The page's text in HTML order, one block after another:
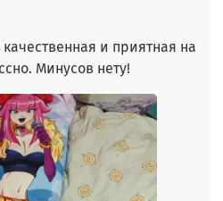
и приятная на
Минусов нету!